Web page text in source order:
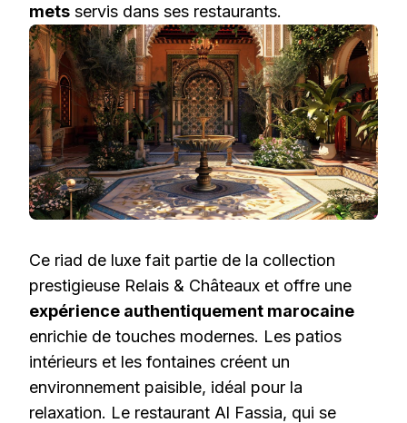
mets servis dans ses restaurants.
Ce riad de luxe fait partie de la collection
prestigieuse Relais & Châteaux et offre une
expérience authentiquement marocaine
enrichie de touches modernes. Les patios
intérieurs et les fontaines créent un
environnement paisible, idéal pour la
relaxation. Le restaurant Al Fassia, qui se